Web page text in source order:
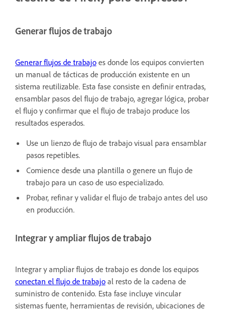
Generar flujos de trabajo
Generar flujos de trabajo es donde los equipos convierten
un manual de tácticas de producción existente en un
sistema reutilizable. Esta fase consiste en definir entradas,
ensamblar pasos del flujo de trabajo, agregar lógica, probar
el flujo y confirmar que el flujo de trabajo produce los
resultados esperados.
Use un lienzo de flujo de trabajo visual para ensamblar
pasos repetibles.
Comience desde una plantilla o genere un flujo de
trabajo para un caso de uso especializado.
Probar, refinar y validar el flujo de trabajo antes del uso
en producción.
Integrar y ampliar flujos de trabajo
Integrar y ampliar flujos de trabajo es donde los equipos
conectan el flujo de trabajo al resto de la cadena de
suministro de contenido. Esta fase incluye vincular
sistemas fuente, herramientas de revisión, ubicaciones de